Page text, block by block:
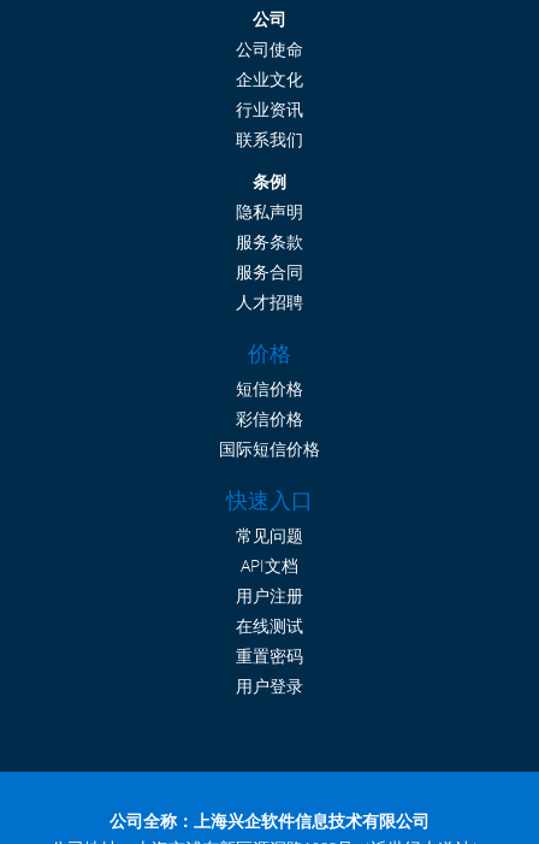
公司
公司使命
企业文化
行业资讯
联系我们
条例
隐私声明
服务条款
服务合同
人才招聘
价格
短信价格
彩信价格
国际短信价格
快速入口
常见问题
API文档
用户注册
在线测试
重置密码
用户登录
公司全称：上海兴企软件信息技术有限公司